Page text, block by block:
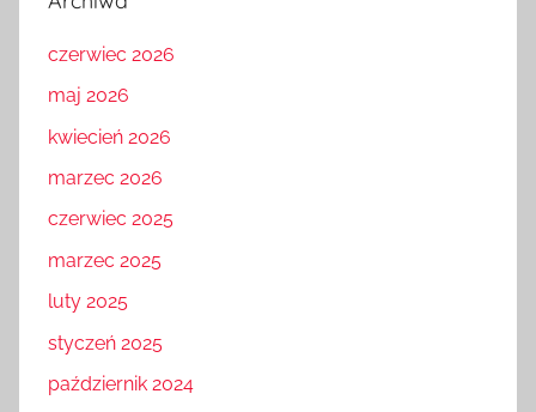
czerwiec 2026
maj 2026
kwiecień 2026
marzec 2026
czerwiec 2025
marzec 2025
luty 2025
styczeń 2025
październik 2024